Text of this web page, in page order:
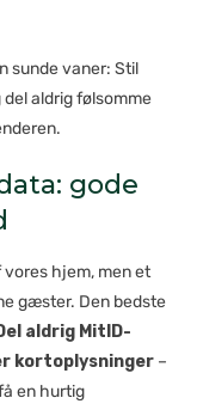
sunde vaner: Stil
aldrig følsomme
gode
hjem, men et
gæster. Den bedste
aldrig MitID-
kortoplysninger –
en hurtig